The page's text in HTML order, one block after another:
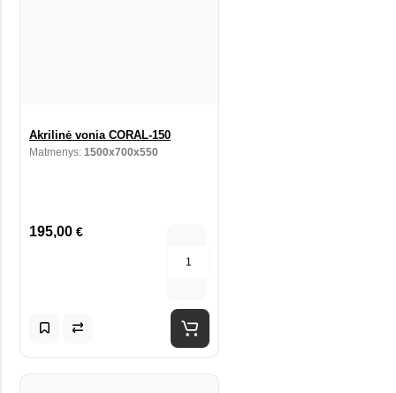
Akrilinė vonia CORAL-150
Matmenys: 1500x700x550
195,00 €